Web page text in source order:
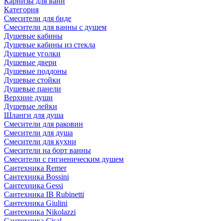
Категория
Смесители для биде
Смесители для ванны с душем
Душевые кабины
Душевые кабины из стекла
Душевые уголки
Душевые двери
Душевые поддоны
Душевые стойки
Душевые панели
Верхние души
Душевые лейки
Шланги для душа
Смесители для раковин
Смесители для душа
Смесители для кухни
Смесители на борт ванны
Смесители с гигиеническим душем
Сантехника Remer
Сантехника Bossini
Сантехника Gessi
Сантехника IB Rubinetti
Сантехника Giulini
Сантехника Nikolazzi